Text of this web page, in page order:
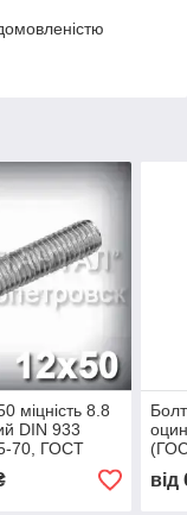
міцність 8.8
DIN 933
70, ГОСТ
від